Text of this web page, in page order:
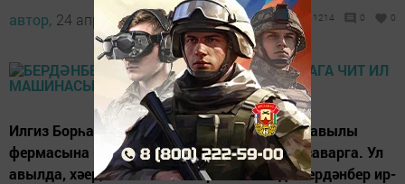
автор, 24 апрель 2015 - 07:54 1214 0 0
Илгиз Борһанов көн саен эшенә - Бәрлебаш авылы
фермасына - иномаркасында килә... сыер саварга. Ул
авылда, хәер, бөтен Кайбыч районына да бердәнбер ир-